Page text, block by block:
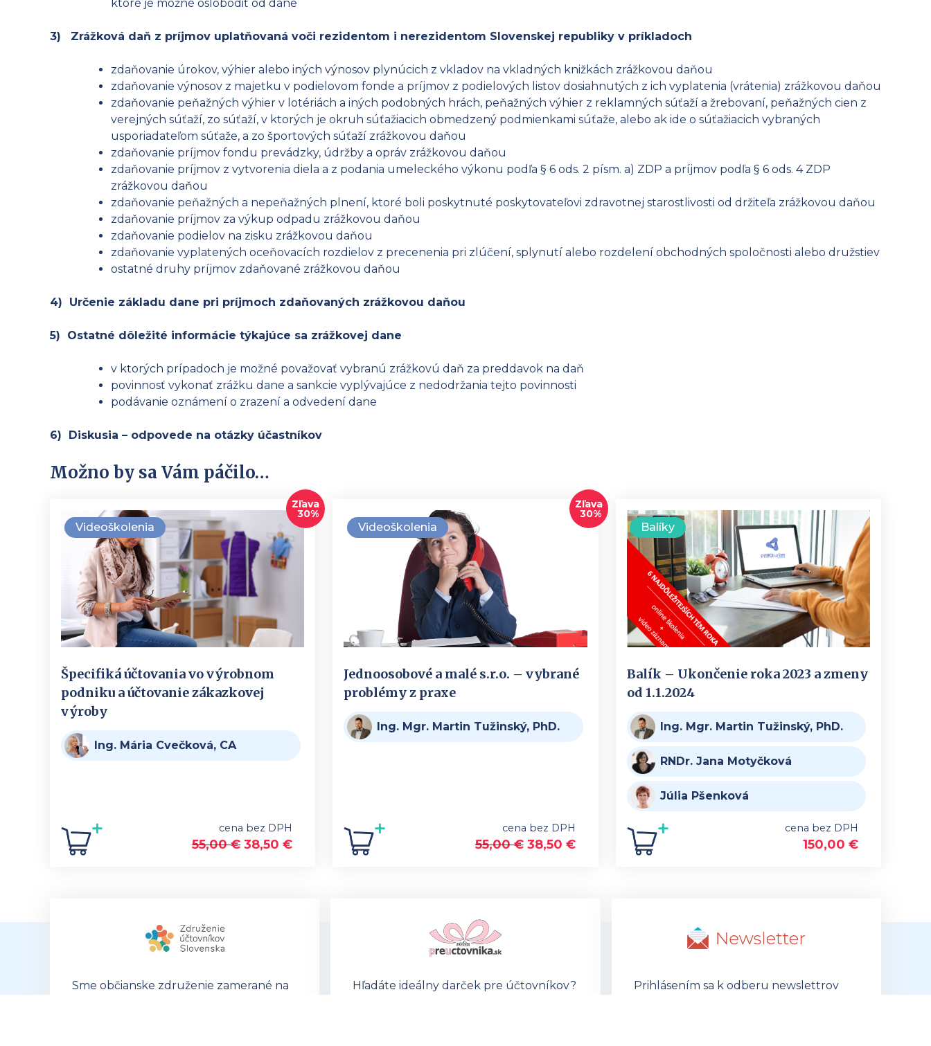
ktoré je možné oslobodiť od dane
3) Zrážková daň z príjmov uplatňovaná voči rezidentom i nerezidentom Slovenskej republiky v príkladoch
zdaňovanie úrokov, výhier alebo iných výnosov plynúcich z vkladov na vkladných knižkách zrážkovou daňou
zdaňovanie výnosov z majetku v podielovom fonde a príjmov z podielových listov dosiahnutých z ich vyplatenia (vrátenia) zrážkovou daňou
zdaňovanie peňažných výhier v lotériách a iných podobných hrách, peňažných výhier z reklamných súťaží a žrebovaní, peňažných cien z
verejných súťaží, zo súťaží, v ktorých je okruh súťažiacich obmedzený podmienkami súťaže, alebo ak ide o súťažiacich vybraných
usporiadateľom súťaže, a zo športových súťaží zrážkovou daňou
zdaňovanie príjmov fondu prevádzky, údržby a opráv zrážkovou daňou
zdaňovanie príjmov z vytvorenia diela a z podania umeleckého výkonu podľa § 6 ods. 2 písm. a) ZDP a príjmov podľa § 6 ods. 4 ZDP
zrážkovou daňou
zdaňovanie peňažných a nepeňažných plnení, ktoré boli poskytnuté poskytovateľovi zdravotnej starostlivosti od držiteľa zrážkovou daňou
zdaňovanie príjmov za výkup odpadu zrážkovou daňou
zdaňovanie podielov na zisku zrážkovou daňou
zdaňovanie vyplatených oceňovacích rozdielov z precenenia pri zlúčení, splynutí alebo rozdelení obchodných spoločnosti alebo družstiev
ostatné druhy príjmov zdaňované zrážkovou daňou
4) Určenie základu dane pri príjmoch zdaňovaných zrážkovou daňou
5) Ostatné dôležité informácie týkajúce sa zrážkovej dane
v ktorých prípadoch je možné považovať vybranú zrážkovú daň za preddavok na daň
povinnosť vykonať zrážku dane a sankcie vyplývajúce z nedodržania tejto povinnosti
podávanie oznámení o zrazení a odvedení dane
6) Diskusia – odpovede na otázky účastníkov
Možno by sa Vám páčilo…
Videoškolenia
Zľava
30%
Špecifiká účtovania vo výrobnom
podniku a účtovanie zákazkovej
výroby
Ing. Mária Cvečková, CA
cena bez DPH
55,00€ 38,50€
Videoškolenia
Zľava
30%
Jednoosobové a malé s.r.o. – vybrané
problémy z praxe
Ing. Mgr. Martin Tužinský, PhD.
cena bez DPH
55,00€ 38,50 €
Balíky
Balík – Ukončenie roka 2023 a zmeny
od 1.1.2024
Ing. Mgr. Martin Tužinský, PhD.
RNDr. Jana Motyčková
Júlia Pšenková
cena bez DPH
150,00 €
Sme občianske združenie zamerané na
Hľadáte ideálny darček pre účtovníkov?
Prihlásením sa k odberu newslettrov